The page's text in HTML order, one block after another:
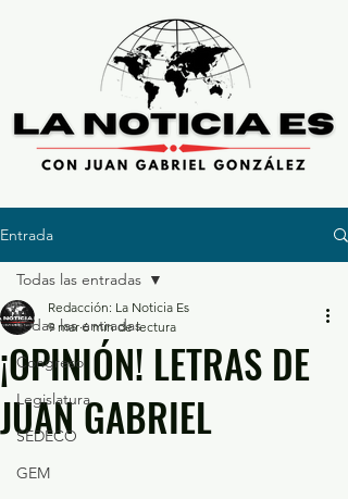
Entrada
Todas las entradas
Congreso
Legislatura
SEDECO
GEM
Todas las entradas
¡OPINIÓN! LETRAS DE
JUAN GABRIEL
Redacción: La Noticia Es
9 mar 6 min de lectura